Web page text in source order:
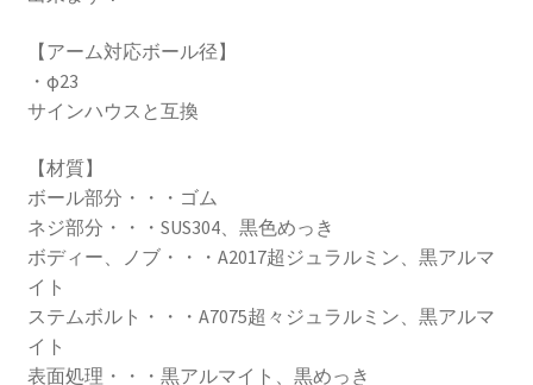
【アーム対応ボール径】
・φ23
サインハウスと互換
【材質】
ボール部分・・・ゴム
ネジ部分・・・SUS304、黒色めっき
ボディー、ノブ・・・A2017超ジュラルミン、黒アルマ
イト
ステムボルト・・・A7075超々ジュラルミン、黒アルマ
イト
表面処理・・・黒アルマイト、黒めっき